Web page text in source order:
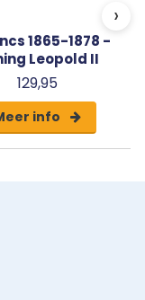
1865-1878 -
Leopold II
129,95
info
›